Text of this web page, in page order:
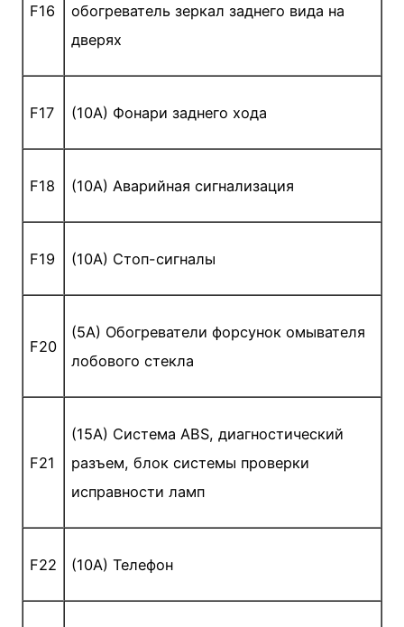
F16
обогреватель зеркал заднего вида на
дверях
F17 (10A) Фонари заднего хода
F18 (10A) Аварийная сигнализация
F19 (10A) Стоп-сигналы
F20
(5A) Обогреватели форсунок омывателя
лобового стекла
F21
(15A) Система ABS, диагностический
разъем, блок системы проверки
исправности ламп
F22 (10A) Телефон